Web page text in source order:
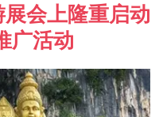
会上隆重启动
广活动